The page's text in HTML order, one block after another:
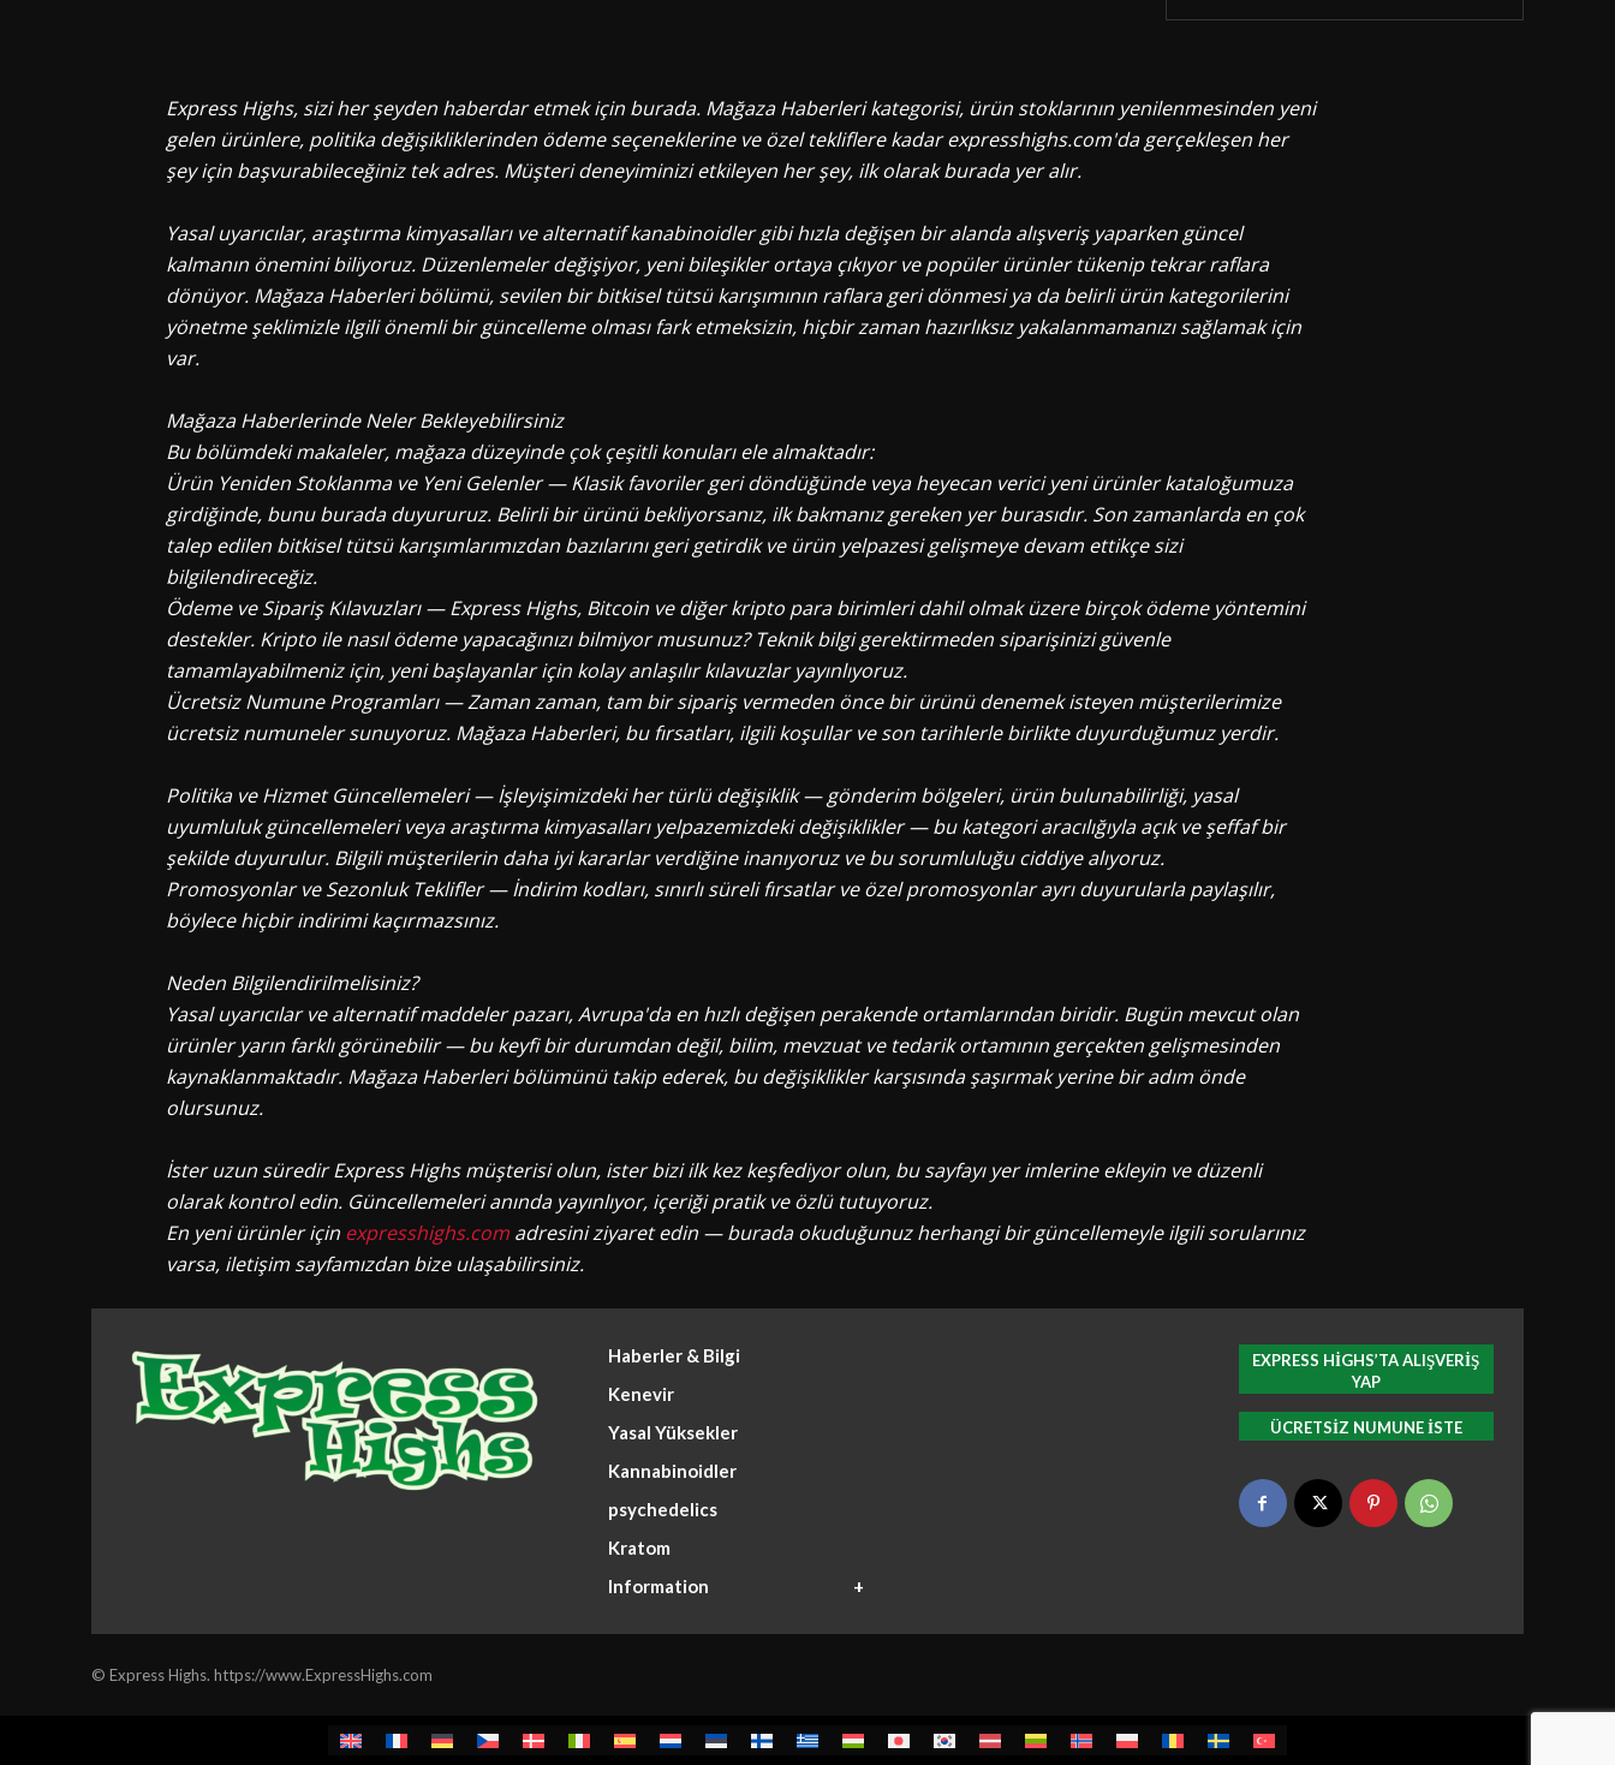
Express Highs, sizi her şeyden haberdar etmek için burada. Mağaza Haberleri kategorisi, ürün stoklarının yenilenmesinden yeni
gelen ürünlere, politika değişikliklerinden ödeme seçeneklerine ve özel tekliflere kadar expresshighs.com'da gerçekleşen her
şey için başvurabileceğiniz tek adres. Müşteri deneyiminizi etkileyen her şey, ilk olarak burada yer alır.
Yasal uyarıcılar, araştırma kimyasalları ve alternatif kanabinoidler gibi hızla değişen bir alanda alışveriş yaparken güncel
kalmanın önemini biliyoruz. Düzenlemeler değişiyor, yeni bileşikler ortaya çıkıyor ve popüler ürünler tükenip tekrar raflara
dönüyor. Mağaza Haberleri bölümü, sevilen bir bitkisel tütsü karışımının raflara geri dönmesi ya da belirli ürün kategorilerini
yönetme şeklimizle ilgili önemli bir güncelleme olması fark etmeksizin, hiçbir zaman hazırlıksız yakalanmamanızı sağlamak için
var.
Mağaza Haberlerinde Neler Bekleyebilirsiniz
Bu bölümdeki makaleler, mağaza düzeyinde çok çeşitli konuları ele almaktadır:
Ürün Yeniden Stoklanma ve Yeni Gelenler — Klasik favoriler geri döndüğünde veya heyecan verici yeni ürünler kataloğumuza
girdiğinde, bunu burada duyururuz. Belirli bir ürünü bekliyorsanız, ilk bakmanız gereken yer burasıdır. Son zamanlarda en çok
talep edilen bitkisel tütsü karışımlarımızdan bazılarını geri getirdik ve ürün yelpazesi gelişmeye devam ettikçe sizi
bilgilendireceğiz.
Ödeme ve Sipariş Kılavuzları — Express Highs, Bitcoin ve diğer kripto para birimleri dahil olmak üzere birçok ödeme yöntemini
destekler. Kripto ile nasıl ödeme yapacağınızı bilmiyor musunuz? Teknik bilgi gerektirmeden siparişinizi güvenle
tamamlayabilmeniz için, yeni başlayanlar için kolay anlaşılır kılavuzlar yayınlıyoruz.
Ücretsiz Numune Programları — Zaman zaman, tam bir sipariş vermeden önce bir ürünü denemek isteyen müşterilerimize
ücretsiz numuneler sunuyoruz. Mağaza Haberleri, bu fırsatları, ilgili koşullar ve son tarihlerle birlikte duyurduğumuz yerdir.
Politika ve Hizmet Güncellemeleri — İşleyişimizdeki her türlü değişiklik — gönderim bölgeleri, ürün bulunabilirliği, yasal
uyumluluk güncellemeleri veya araştırma kimyasalları yelpazemizdeki değişiklikler — bu kategori aracılığıyla açık ve şeffaf bir
şekilde duyurulur. Bilgili müşterilerin daha iyi kararlar verdiğine inanıyoruz ve bu sorumluluğu ciddiye alıyoruz.
Promosyonlar ve Sezonluk Teklifler — İndirim kodları, sınırlı süreli fırsatlar ve özel promosyonlar ayrı duyurularla paylaşılır,
böylece hiçbir indirimi kaçırmazsınız.
Neden Bilgilendirilmelisiniz?
Yasal uyarıcılar ve alternatif maddeler pazarı, Avrupa'da en hızlı değişen perakende ortamlarından biridir. Bugün mevcut olan
ürünler yarın farklı görünebilir — bu keyfi bir durumdan değil, bilim, mevzuat ve tedarik ortamının gerçekten gelişmesinden
kaynaklanmaktadır. Mağaza Haberleri bölümünü takip ederek, bu değişiklikler karşısında şaşırmak yerine bir adım önde
olursunuz.
İster uzun süredir Express Highs müşterisi olun, ister bizi ilk kez keşfediyor olun, bu sayfayı yer imlerine ekleyin ve düzenli
olarak kontrol edin. Güncellemeleri anında yayınlıyor, içeriği pratik ve özlü tutuyoruz.
En yeni ürünler için expresshighs.com adresini ziyaret edin — burada okuduğunuz herhangi bir güncellemeyle ilgili sorularınız
varsa, iletişim sayfamızdan bize ulaşabilirsiniz.
Haberler & Bilgi
Kenevir
Yasal Yüksekler
Kannabinoidler
psychedelics
Kratom
Information
EXPRESS HIGHS’TA ALIŞVERIŞ
YAP
ÜCRETSIZ NUMUNE ISTE
© Express Highs. https://www.ExpressHighs.com